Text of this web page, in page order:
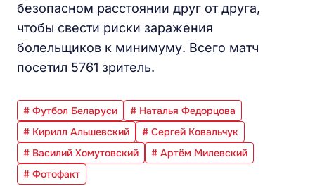
безопасном расстоянии друг от друга,
чтобы свести риски заражения
болельщиков к минимуму. Всего матч
посетил 5761 зритель.
# Футбол Беларуси
# Наталья Федорцова
# Кирилл Альшевский
# Сергей Ковальчук
# Василий Хомутовский
# Артём Милевский
# Фотофакт